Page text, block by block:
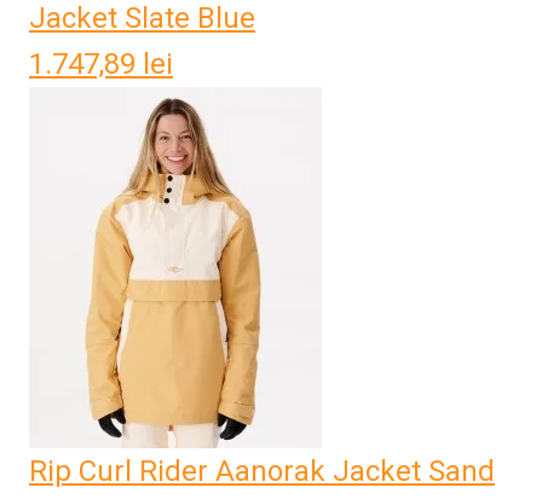
Jacket Slate Blue
1.747,89 lei
Rip Curl Rider Aanorak Jacket Sand